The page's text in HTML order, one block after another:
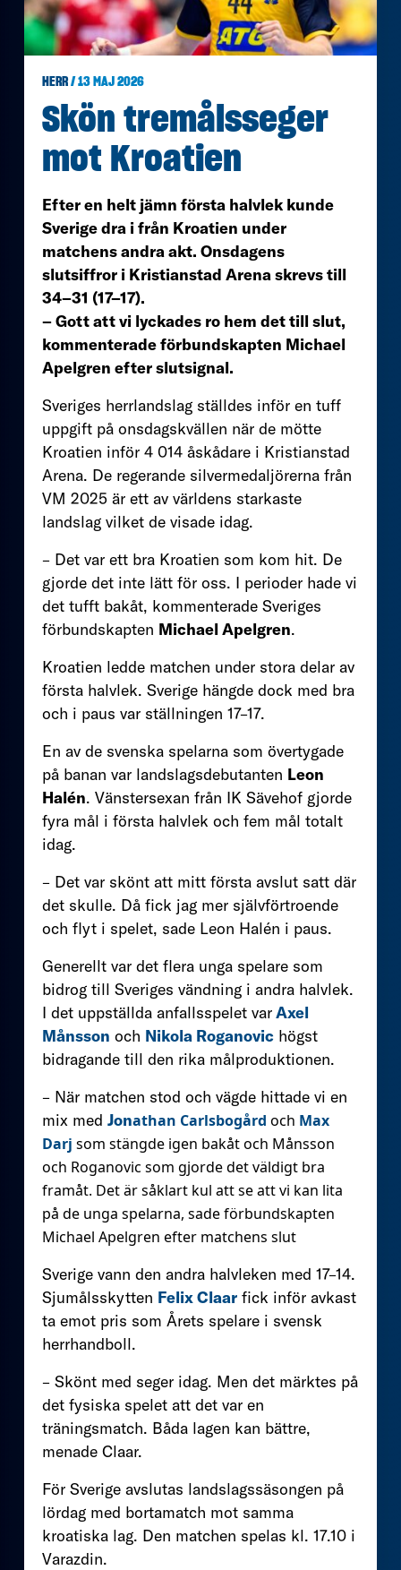
HERR/ 13 MAJ 2026
Skön tremålsseger
mot Kroatien
Efter en helt jämn första halvlek kunde
Sverige dra i från Kroatien under
matchens andra akt. Onsdagens
slutsiffror i Kristianstad Arena skrevs till
34–31 (17–17).
– Gott att vi lyckades ro hem det till slut,
kommenterade förbundskapten Michael
Apelgren efter slutsignal.
Sveriges herrlandslag ställdes inför en tuff
uppgift på onsdagskvällen när de mötte
Kroatien inför 4 014 åskådare i Kristianstad
Arena. De regerande silvermedaljörerna från
VM 2025 är ett av världens starkaste
landslag vilket de visade idag.
– Det var ett bra Kroatien som kom hit. De
gjorde det inte lätt för oss. I perioder hade vi
det tufft bakåt, kommenterade Sveriges
förbundskapten Michael Apelgren.
Kroatien ledde matchen under stora delar av
första halvlek. Sverige hängde dock med bra
och i paus var ställningen 17–17.
En av de svenska spelarna som övertygade
på banan var landslagsdebutanten Leon
Halén. Vänstersexan från IK Sävehof gjorde
fyra mål i första halvlek och fem mål totalt
idag.
– Det var skönt att mitt första avslut satt där
det skulle. Då fick jag mer självförtroende
och flyt i spelet, sade Leon Halén i paus.
Generellt var det flera unga spelare som
bidrog till Sveriges vändning i andra halvlek.
I det uppställda anfallsspelet varAxel
Månsson och Nikola Roganovic högst
bidragande till den rika målproduktionen.
– När matchen stod och vägde hittade vi en
mix med Jonathan Carlsbogård och Max
Darj som stängde igen bakåt och Månsson
och Roganovic som gjorde det väldigt bra
framåt. Det är såklart kul att se att vi kan lita
på de unga spelarna, sade förbundskapten
Michael Apelgren efter matchens slut
Sverige vann den andra halvleken med 17–14.
Sjumålsskytten Felix Claar fick inför avkast
ta emot pris som Årets spelare i svensk
herrhandboll.
– Skönt med seger idag. Men det märktes på
det fysiska spelet att det var en
träningsmatch. Båda lagen kan bättre,
menade Claar.
För Sverige avslutas landslagssäsongen på
lördag med bortamatch mot samma
kroatiska lag. Den matchen spelas kl. 17.10 i
Varazdin.